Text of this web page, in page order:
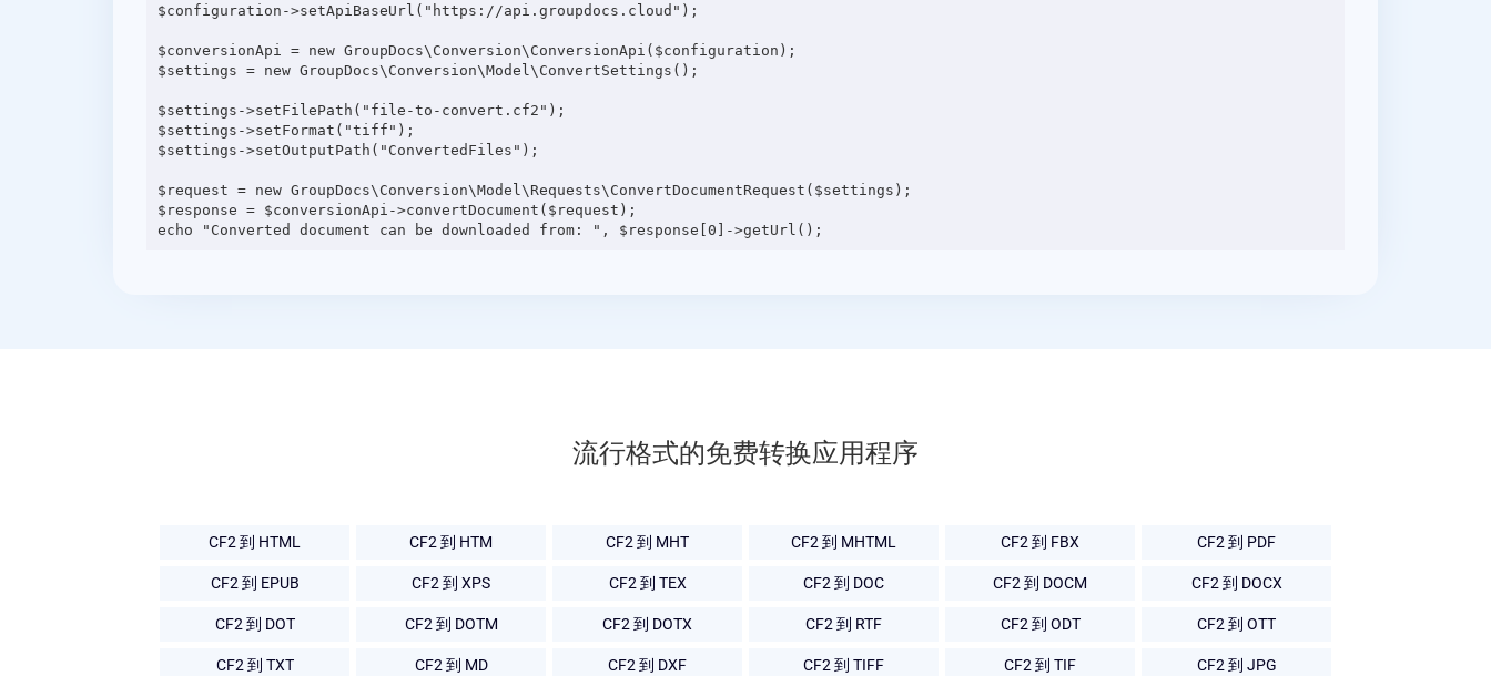
$configuration->setApiBaseUrl("https://api.groupdocs.cloud");
$conversionApi = new GroupDocs\Conversion\ConversionApi($configuration);
$settings = new GroupDocs\Conversion\Model\ConvertSettings();
$settings->setFilePath("file-to-convert.cf2");
$settings->setFormat("tiff");
$settings->setOutputPath("ConvertedFiles");
$request = new GroupDocs\Conversion\Model\Requests\ConvertDocumentRequest($settings);
$response = $conversionApi->convertDocument($request);
流行格式的免费转换应用程序
CF2 到 HTML CF2 到 HTM CF2 到 MHT CF2 到 MHTML CF2 到 FBX CF2 到 PDF
CF2 到 EPUB CF2 到 XPS CF2 到 TEX CF2 到 DOC CF2 到 DOCM CF2 到 DOCX
CF2 到 DOT CF2 到 DOTM CF2 到 DOTX CF2 到 RTF CF2 到 ODT CF2 到 OTT
CF2 到 TXT CF2 到 MD CF2 到 DXF CF2 到 TIFF CF2 到 TIF CF2 到 JPG